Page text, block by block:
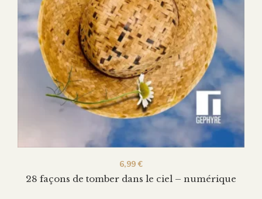
28 façons de tomber dans le ciel – numérique
6,99€